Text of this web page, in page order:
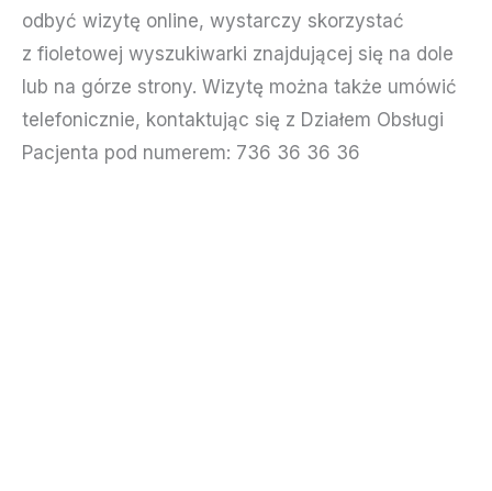
odbyć wizytę online, wystarczy skorzystać
z fioletowej wyszukiwarki znajdującej się na dole
lub na górze strony. Wizytę można także umówić
telefonicznie, kontaktując się z Działem Obsługi
Pacjenta pod numerem: 736 36 36 36